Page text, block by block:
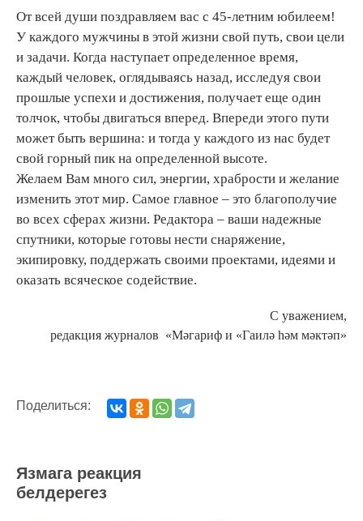
От всей души поздравляем вас с 45-летним юбилеем!
У каждого мужчины в этой жизни свой путь, свои цели
и задачи. Когда наступает определенное время,
каждый человек, оглядываясь назад, исследуя свои
прошлые успехи и достижения, получает еще один
толчок, чтобы двигаться вперед. Впереди этого пути
может быть вершина: и тогда у каждого из нас будет
свой горный пик на определенной высоте.
Желаем Вам много сил, энергии, храбрости и желание
изменить этот мир. Самое главное – это благополучие
во всех сферах жизни. Редактора – ваши надежные
спутники, которые готовы нести снаряжение,
экипировку, поддержать своими проектами, идеями и
оказать всяческое содействие.
С уважением,
редакция журналов «Мәгариф и «Гаилә һәм мәктәп»
Поделиться:
Язмага реакция
белдерегез